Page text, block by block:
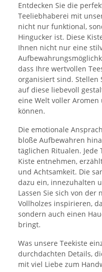
Entdecken Sie die
Teeliebhaberei mit
nicht nur funktional,
Hingucker ist. Diese
Ihnen nicht nur eine
dass Ihre wertvollen
organisiert sind. Stellen
auf diese liebevoll
eine Welt voller
können.
Die emotionale
bloße Aufbewahren
täglichen Ritualen. Jede
Kiste entnehmen,
und Achtsamkeit. Die
dazu ein, innezuhalten
Lassen Sie sich von der
Vollholzes inspirieren,
sondern auch einen
bringt.
Was unsere Teekiste
durchdachten Details,
mit viel Liebe zum